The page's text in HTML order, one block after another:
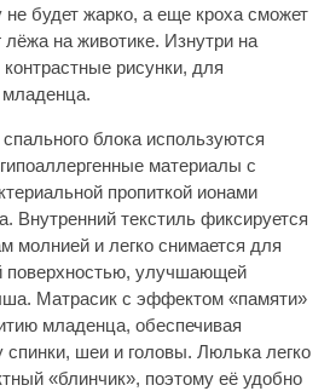
будет жарко, а еще кроха сможет
лёжа на животике. Изнутри на
рисунки, для
младенца.
блока используются
материалы с
пропиткой ионами
Внутренний текстиль фиксируется
молнией и легко снимается для
поверхностью, улучшающей
Матрасик с эффектом «памяти»
младенца, обеспечивая
шеи и головы. Люлька легко
«блинчик», поэтому её удобно